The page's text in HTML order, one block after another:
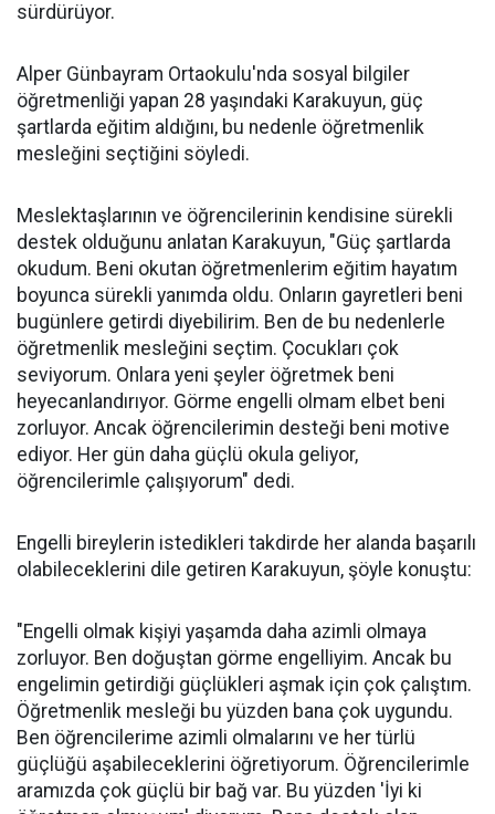
sürdürüyor.
Alper Günbayram Ortaokulu'nda sosyal bilgiler
öğretmenliği yapan 28 yaşındaki Karakuyun, güç
şartlarda eğitim aldığını, bu nedenle öğretmenlik
mesleğini seçtiğini söyledi.
Meslektaşlarının ve öğrencilerinin kendisine sürekli
destek olduğunu anlatan Karakuyun, "Güç şartlarda
okudum. Beni okutan öğretmenlerim eğitim hayatım
boyunca sürekli yanımda oldu. Onların gayretleri beni
bugünlere getirdi diyebilirim. Ben de bu nedenlerle
öğretmenlik mesleğini seçtim. Çocukları çok
seviyorum. Onlara yeni şeyler öğretmek beni
heyecanlandırıyor. Görme engelli olmam elbet beni
zorluyor. Ancak öğrencilerimin desteği beni motive
ediyor. Her gün daha güçlü okula geliyor,
öğrencilerimle çalışıyorum" dedi.
Engelli bireylerin istedikleri takdirde her alanda başarılı
olabileceklerini dile getiren Karakuyun, şöyle konuştu:
"Engelli olmak kişiyi yaşamda daha azimli olmaya
zorluyor. Ben doğuştan görme engelliyim. Ancak bu
engelimin getirdiği güçlükleri aşmak için çok çalıştım.
Öğretmenlik mesleği bu yüzden bana çok uygundu.
Ben öğrencilerime azimli olmalarını ve her türlü
güçlüğü aşabileceklerini öğretiyorum. Öğrencilerimle
aramızda çok güçlü bir bağ var. Bu yüzden 'İyi ki